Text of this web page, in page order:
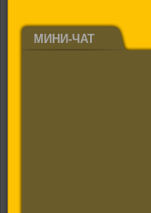
МИНИ-ЧАТ